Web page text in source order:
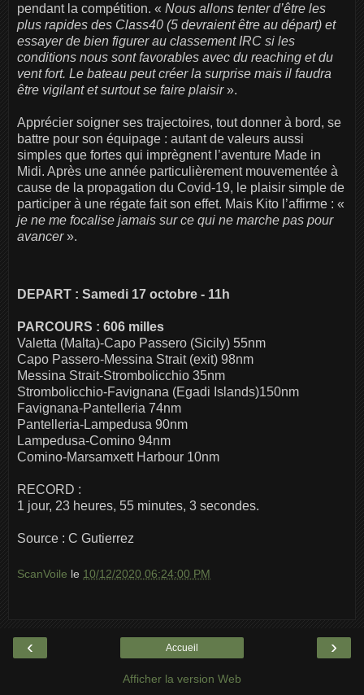
pendant la compétition. « Nous allons tenter d’être les
plus rapides des Class40 (5 devraient être au départ) et
essayer de bien figurer au classement IRC si les
conditions nous sont favorables avec du reaching et du
vent fort. Le bateau peut créer la surprise mais il faudra
être vigilant et surtout se faire plaisir».
Apprécier soigner ses trajectoires, tout donner à bord, se
battre pour son équipage : autant de valeurs aussi
simples que fortes qui imprègnent l’aventure Made in
Midi. Après une année particulièrement mouvementée à
cause de la propagation du Covid-19, le plaisir simple de
participer à une régate fait son effet. Mais Kito l’affirme : «
je ne me focalise jamais sur ce qui ne marche pas pour
avancer».
DEPART : Samedi 17 octobre - 11h
PARCOURS : 606 milles
Valetta (Malta)-Capo Passero (Sicily) 55nm
Capo Passero-Messina Strait (exit) 98nm
Messina Strait-Strombolicchio 35nm
Strombolicchio-Favignana (Egadi Islands)150nm
Favignana-Pantelleria 74nm
Pantelleria-Lampedusa 90nm
Lampedusa-Comino 94nm
Comino-Marsamxett Harbour 10nm
RECORD :
1 jour, 23 heures, 55 minutes, 3 secondes.
Source : C Gutierrez
ScanVoile le 10/12/2020 06:24:00 PM
‹ ›
Accueil
Afficher la version Web